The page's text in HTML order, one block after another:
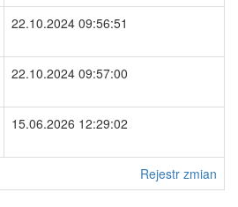
22.10.2024 09:56:51
22.10.2024 09:57:00
15.06.2026 12:29:02
Rejestr zmian